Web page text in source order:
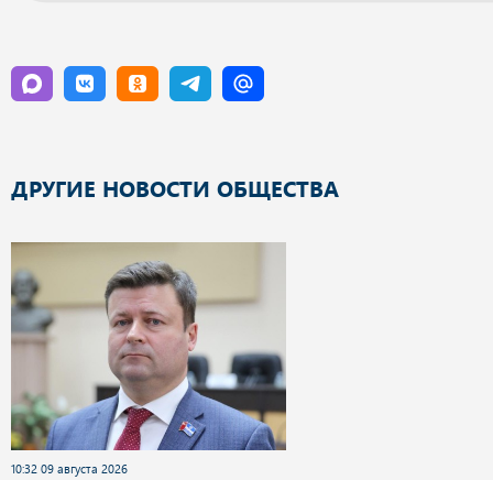
ДРУГИЕ НОВОСТИ ОБЩЕСТВА
10:32 09 августа 2026